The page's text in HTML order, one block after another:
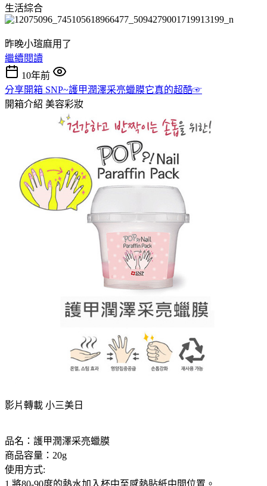
生活綜合
昨晚小瑄麻用了
繼續閱讀
10年前
分享開箱 SNP~護甲潤澤采亮蠟膜它真的超酷☞
開箱介紹 美容彩妝
影片轉載 小三美日
品名：護甲潤澤采亮蠟膜
商品容量：20g
使用方式: